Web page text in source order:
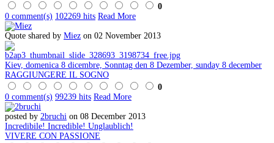
0
0 comment(s) 102269 hits Read More
Quote shared by Miez on 02 November 2013
Kiev, domenica 8 dicembre, Sonntag den 8 Dezember, sunday 8 december
RAGGIUNGERE IL SOGNO
0
0 comment(s) 99239 hits Read More
posted by 2bruchi on 08 December 2013
Incredibile! Incredible! Unglaublich!
VIVERE CON PASSIONE